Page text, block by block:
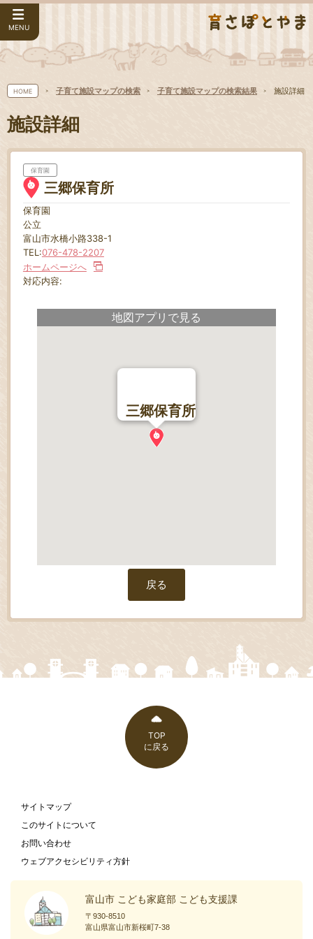
MENU
HOME 子育て施設マップの検索 子育て施設マップの検索結果 施設詳細
施設詳細
保育園
三郷保育所
保育園
公立
富山市水橋小路338-1
TEL:076-478-2207
ホームページへ
対応内容:
地図アプリで見る
三郷保育所
戻る
TOP
に戻る
サイトマップ
このサイトについて
お問い合わせ
ウェブアクセシビリティ方針
富山市 こども家庭部 こども支援課
〒930-8510
富山県富山市新桜町7-38